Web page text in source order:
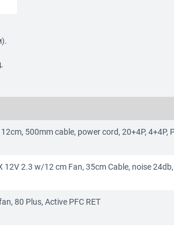
500mm cable, power cord, 20+4P, 4+4P,
12V 2.3 w/12 cm Fan, 35cm Cable, noise
80 Plus, Active PFC RET